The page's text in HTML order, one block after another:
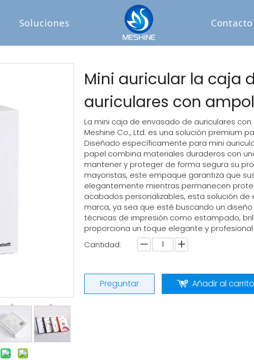
Soluciones Contacto
Mini auricular la caja
auriculares con
La mini caja de envasado de auriculares
Meshine Co., Ltd. es una solución premium
Diseñado específicamente para mini
papel combina materiales duraderos con
mantener y proteger de forma segura su
mayoristas, este empaque garantiza que
elegantemente mientras permanecen
acabados personalizables, esta solución
marca, ya sea que esté buscando un
técnicas de impresión como estampado,
proporciona un toque elegante y
Cantidad:
Preguntar Añadir al carrito